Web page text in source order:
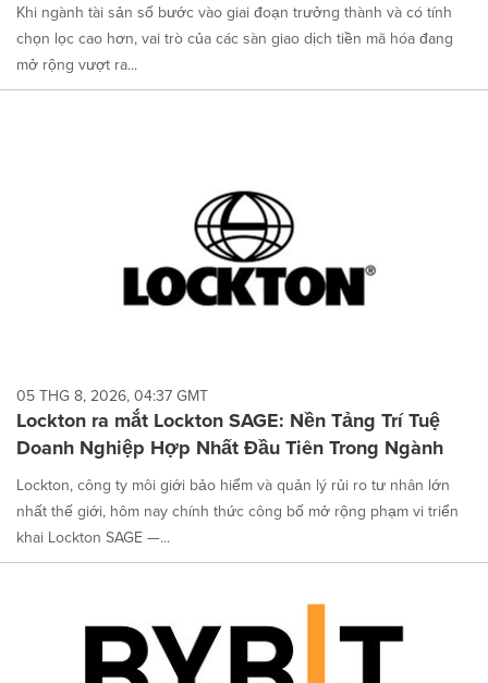
Khi ngành tài sản số bước vào giai đoạn trưởng thành và có tính
chọn lọc cao hơn, vai trò của các sàn giao dịch tiền mã hóa đang
mở rộng vượt ra...
05 THG 8, 2026, 04:37 GMT
Lockton ra mắt Lockton SAGE: Nền Tảng Trí Tuệ
Doanh Nghiệp Hợp Nhất Đầu Tiên Trong Ngành
Lockton, công ty môi giới bảo hiểm và quản lý rủi ro tư nhân lớn
nhất thế giới, hôm nay chính thức công bố mở rộng phạm vi triển
khai Lockton SAGE —...